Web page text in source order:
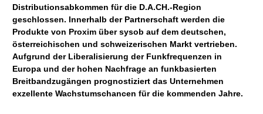
Distributionsabkommen für die D.A.CH.-Region
geschlossen. Innerhalb der Partnerschaft werden die
Produkte von Proxim über sysob auf dem deutschen,
österreichischen und schweizerischen Markt vertrieben.
Aufgrund der Liberalisierung der Funkfrequenzen in
Europa und der hohen Nachfrage an funkbasierten
Breitbandzugängen prognostiziert das Unternehmen
exzellente Wachstumschancen für die kommenden Jahre.